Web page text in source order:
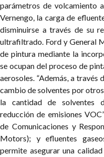
parámetros de volcamiento
Vernengo, la carga de
disminuirse a través de su
ultrafiltrado. Ford y General
de pintura mediante la
se ocupan del proceso de
aerosoles. “Además, a
cambio de solventes por
la cantidad de solventes
reducción de emisiones
de Comunicaciones y
Motors); y efluentes
permite asegurar una